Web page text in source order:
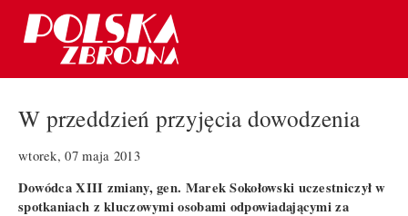
W przeddzień przyjęcia dowodzenia
wtorek, 07 maja 2013
Dowódca XIII zmiany, gen. Marek Sokołowski uczestniczył w
spotkaniach z kluczowymi osobami odpowiadającymi za